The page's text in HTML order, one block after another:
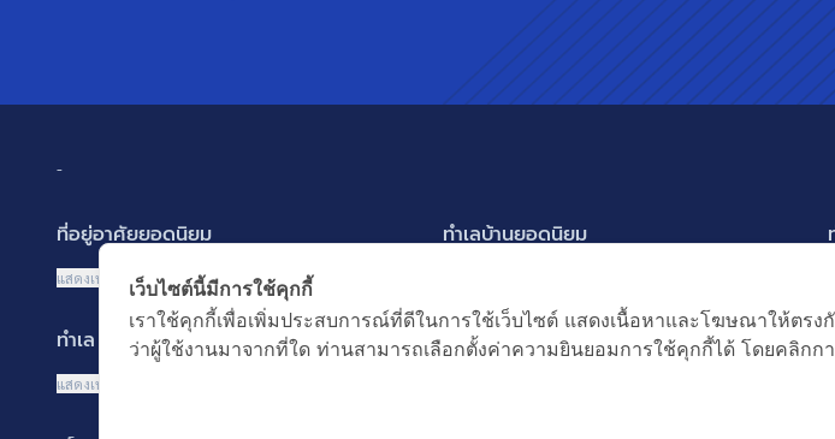
-
ที่อยู่อาศัยยอดนิยม
บ้านเดี่ยว
ทาวน์เฮ้าส์ ทาวน์โฮม
คอนโดมิเนียม
แสดงเพิ่มเติม
ทำเลบ้านยอดนิยม
รามอินทรา-วัชรพล สายไหม-หทัยราษฎร์
บางนา รามคำแหง 2
ทำเล MRT ยอดนิยม
MRT เพชรบุรี
แสดงเพิ่มเติม
คำค้นยอดนิยม
เว็บไซต์นี้มีการใช้คุกกี้
เราใช้คุกกี้เพื่อเพิ่มประสบการณ์ที่ดีในการใช้เว็บไซต์ แสดงเนื้อหาและโฆษณาให้ตรง
ว่าผู้ใช้งานมาจากที่ใด ท่านสามารถเลือกตั้งค่าความยินยอมการใช้คุกกี้ได้ โดยคลิกก